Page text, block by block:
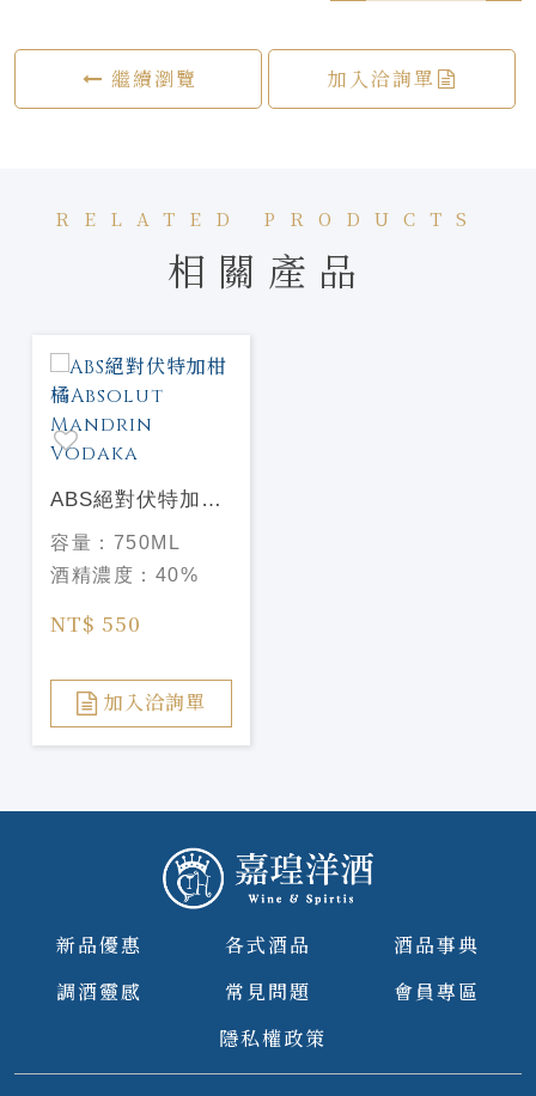
繼續瀏覽 加入洽詢單
RELATED PRODUCTS
相關產品
ABS絕對伏特加柑
橘Absolut
Mandrin Vodaka
容量： 750ML
酒精濃度： 40%
NT$ 550
加入洽詢單
新品優惠 各式酒品
酒品事典
調酒靈感
常見問題
會員專區
隱私權政策